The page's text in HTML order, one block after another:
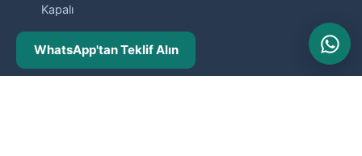
Kapalı
WhatsApp'tan Teklif Alın